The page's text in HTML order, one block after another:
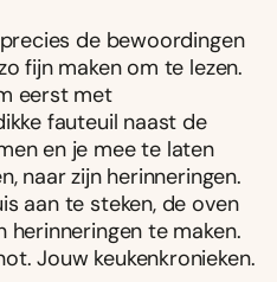
de bewoordingen
fijn maken om te lezen.
eerst met
fauteuil naast de
en je mee te laten
naar zijn herinneringen.
aan te steken, de oven
herinneringen te maken.
Jouw keukenkronieken.